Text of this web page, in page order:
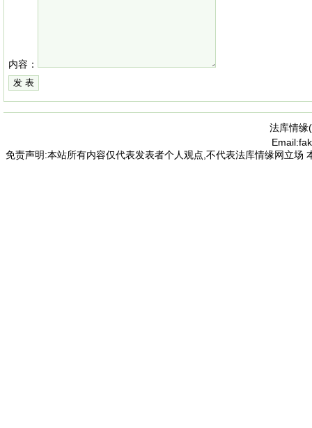
内容：
法库情缘(
免责声明:本站所有内容仅代表发表者个人观点,不代表法库情缘网立